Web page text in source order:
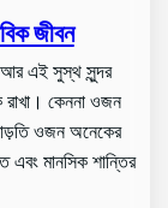
জীবন
এই সুস্থ সুন্দর
রাখা। কেননা ওজন
ওজন অনেকের
মানসিক শান্তির